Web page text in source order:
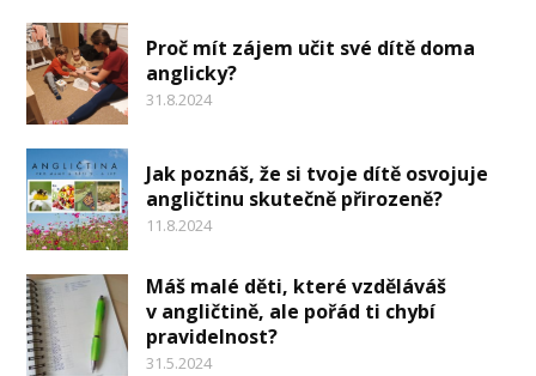
Proč mít zájem učit své dítě doma
anglicky?
31.8.2024
Jak poznáš, že si tvoje dítě osvojuje
angličtinu skutečně přirozeně?
11.8.2024
Máš malé děti, které vzděláváš
v angličtině, ale pořád ti chybí
pravidelnost?
31.5.2024